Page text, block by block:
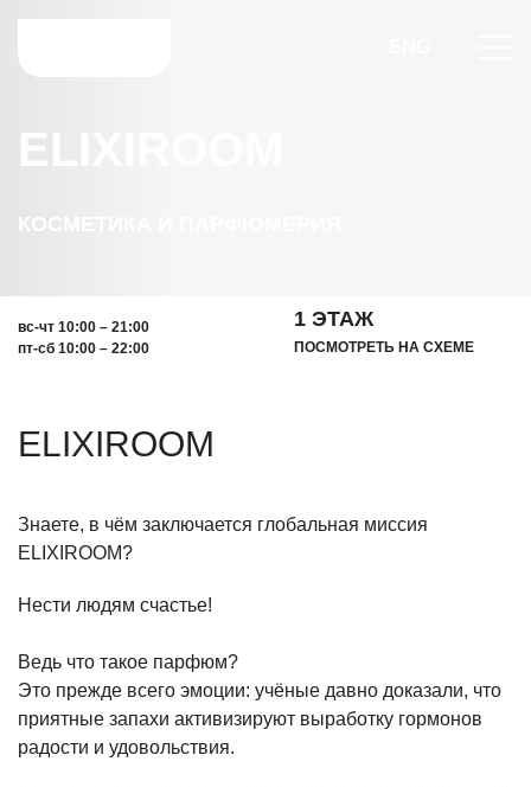
ELIXIROOM
КОСМЕТИКА И ПАРФЮМЕРИЯ
вс-чт 10:00 – 21:00
пт-сб 10:00 – 22:00
1 ЭТАЖ
ПОСМОТРЕТЬ НА СХЕМЕ
ELIXIROOM
Знаете, в чём заключается глобальная миссия
ELIXIROOM?
Нести людям счастье!
Ведь что такое парфюм?
Это прежде всего эмоции: учёные давно доказали, что
приятные запахи активизируют выработку гормонов
радости и удовольствия.